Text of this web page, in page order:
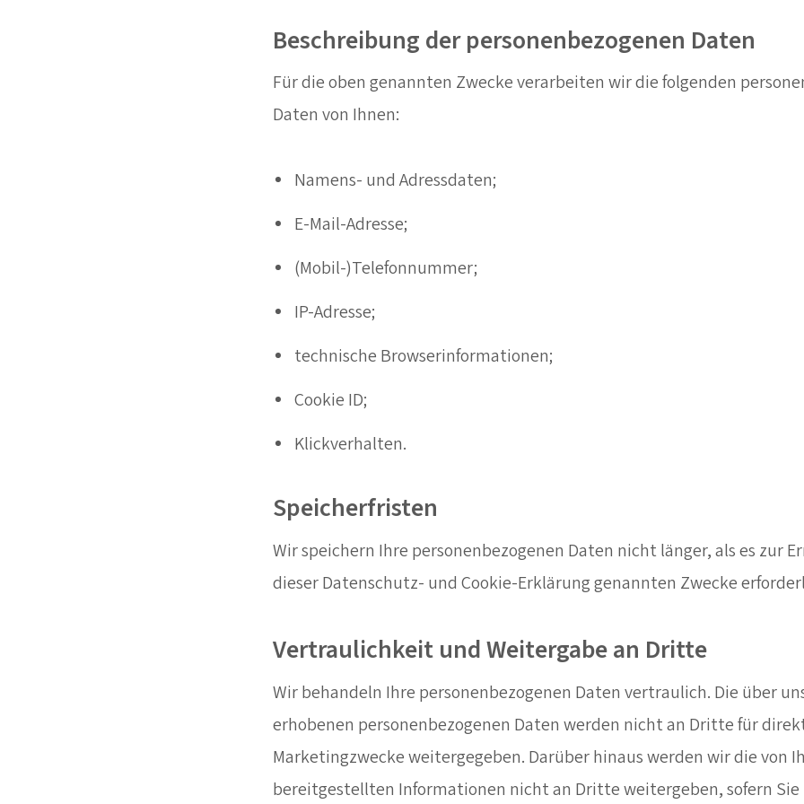
Beschreibung der personenbezogenen Daten
Für die oben genannten Zwecke verarbeiten wir die folgenden
Daten von Ihnen:
Namens- und Adressdaten;
E-Mail-Adresse;
(Mobil-)Telefonnummer;
IP-Adresse;
technische Browserinformationen;
Cookie ID;
Klickverhalten.
Speicherfristen
Wir speichern Ihre personenbezogenen Daten nicht länger, als es zur
dieser Datenschutz- und Cookie-Erklärung genannten Zwecke
Vertraulichkeit und Weitergabe an Dritte
Wir behandeln Ihre personenbezogenen Daten vertraulich. Die über
erhobenen personenbezogenen Daten werden nicht an Dritte für
Marketingzwecke weitergegeben. Darüber hinaus werden wir die von
bereitgestellten Informationen nicht an Dritte weitergeben, sofern